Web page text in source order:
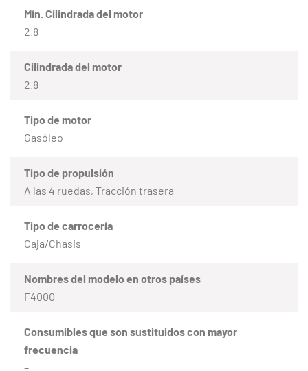
Mín. Cilindrada del motor
2.8
Cilindrada del motor
2.8
Tipo de motor
Gasóleo
Tipo de propulsión
A las 4 ruedas, Tracción trasera
Tipo de carrocería
Caja/Chasis
Nombres del modelo en otros países
F4000
Consumibles que son sustituidos con mayor
frecuencia
–